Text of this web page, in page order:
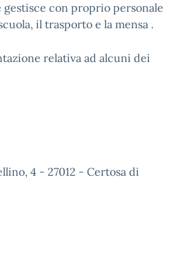
gestisce con proprio personale
il trasporto e la mensa .
relativa ad alcuni dei
4 - 27012 - Certosa di